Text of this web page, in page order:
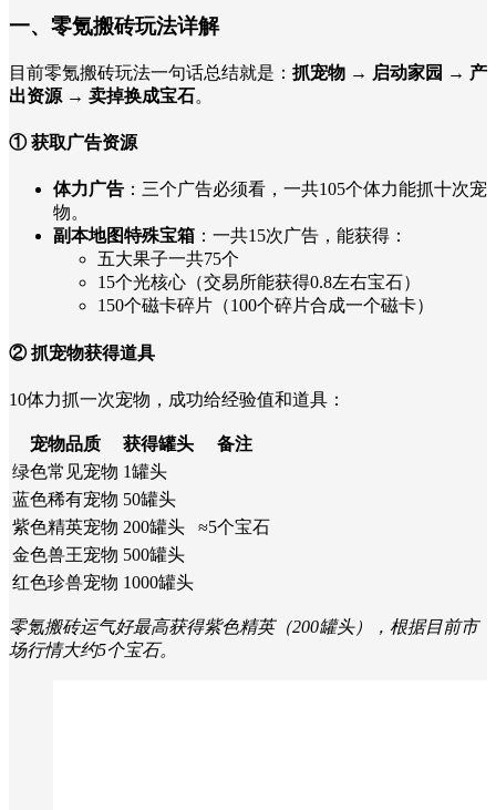
一、零氪搬砖玩法详解
目前零氪搬砖玩法一句话总结就是： 抓宠物 → 启动家园 → 产
出资源 → 卖掉换成宝石。
① 获取广告资源
体力广告 ：三个广告必须看，一共105个体力能抓十次宠
物。
副本地图特殊宝箱 ：一共15次广告，能获得：
五大果子一共75个
15个光核心（交易所能获得0.8左右宝石）
150个磁卡碎片（100个碎片合成一个磁卡）
② 抓宠物获得道具
10体力抓一次宠物，成功给经验值和道具：
宠物品质 获得罐头
备注
绿色常见宠物 1罐头
蓝色稀有宠物 50罐头
紫色精英宠物 200罐头
≈5个宝石
金色兽王宠物 500罐头
红色珍兽宠物 1000罐头
零氪搬砖运气好最高获得紫色精英（200罐头），根据目前市
场行情大约5个宝石。